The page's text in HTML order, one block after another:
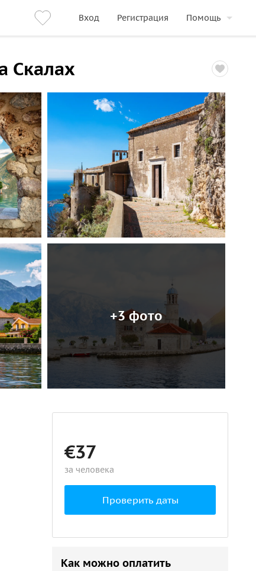
Вход Регистрация Помощь
Скалах
+3 фото
€37
за человека
Проверить даты
Как можно оплатить